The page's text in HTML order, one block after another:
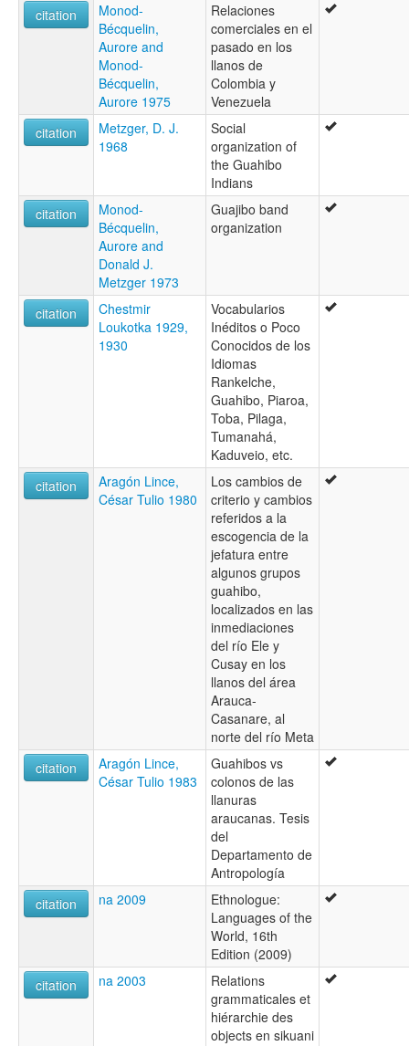
citation
Monod-
Bécquelin,
Aurore and
Monod-
Bécquelin,
Aurore 1975
Relaciones
comerciales en el
pasado en los
llanos de
Colombia y
Venezuela
citation
Metzger, D. J.
1968
Social
organization of
the Guahibo
Indians
citation
Monod-
Bécquelin,
Aurore and
Donald J.
Metzger 1973
Guajibo band
organization
citation
Chestmir
Loukotka 1929,
1930
Vocabularios
Inéditos o Poco
Conocidos de los
Idiomas
Rankelche,
Guahibo, Piaroa,
Toba, Pilaga,
Tumanahá,
Kaduveio, etc.
citation
Aragón Lince,
César Tulio 1980
Los cambios de
criterio y cambios
referidos a la
escogencia de la
jefatura entre
algunos grupos
guahibo,
localizados en las
inmediaciones
del río Ele y
Cusay en los
llanos del área
Arauca-
Casanare, al
norte del río Meta
citation
Aragón Lince,
César Tulio 1983
Guahibos vs
colonos de las
llanuras
araucanas. Tesis
del
Departamento de
Antropología
citation
na 2009
Ethnologue:
Languages of the
World, 16th
Edition (2009)
citation
na 2003
Relations
grammaticales et
hiérarchie des
objects en sikuani